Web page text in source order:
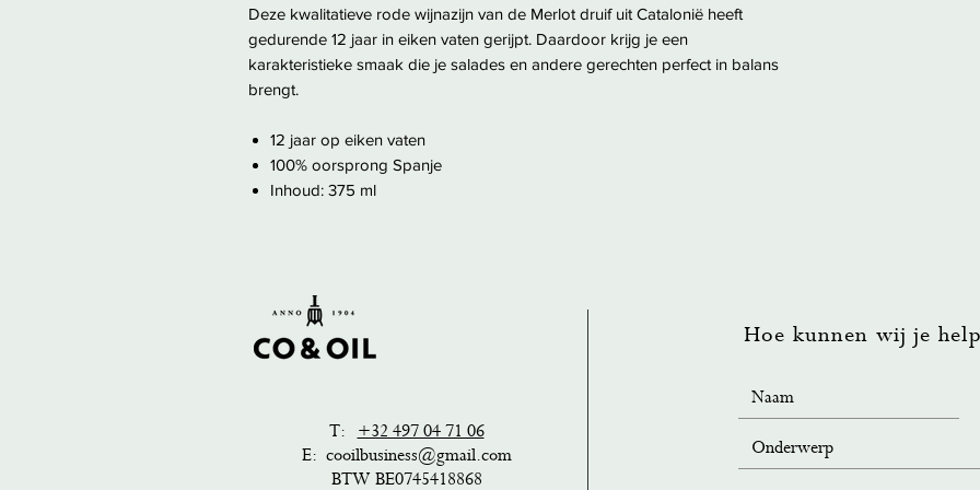
Deze kwalitatieve rode wijnazijn van de Merlot druif uit Catalonië heeft
gedurende 12 jaar in eiken vaten gerijpt. Daardoor krijg je een
karakteristieke smaak die je salades en andere gerechten perfect in balans
brengt.
12 jaar op eiken vaten
100% oorsprong Spanje
Inhoud: 375 ml
Hoe kunnen wij je
T: +32 497 04 71 06
E: cooilbusiness@gmail.com
BTW BE0745418868